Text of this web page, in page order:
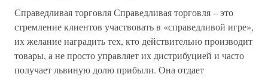
Справедливая торговля Справедливая торговля – это
стремление клиентов участвовать в «справедливой игре»,
их желание наградить тех, кто действительно производит
товары, а не просто управляет их дистрибуцией и часто
получает львиную долю прибыли. Она отдает